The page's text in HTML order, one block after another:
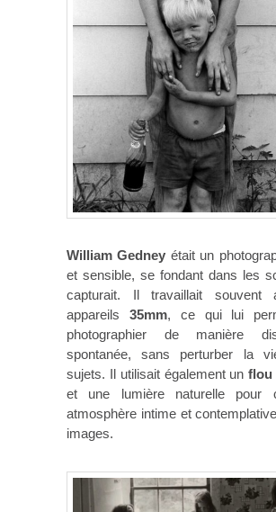
William Gedney était un
et sensible, se fondant dans les
capturait. Il travaillait souvent
appareils 35mm, ce qui lui
photographier de manière
spontanée, sans perturber la
sujets. Il utilisait également unflou
et une lumière naturelle pour
atmosphère intime et
images.